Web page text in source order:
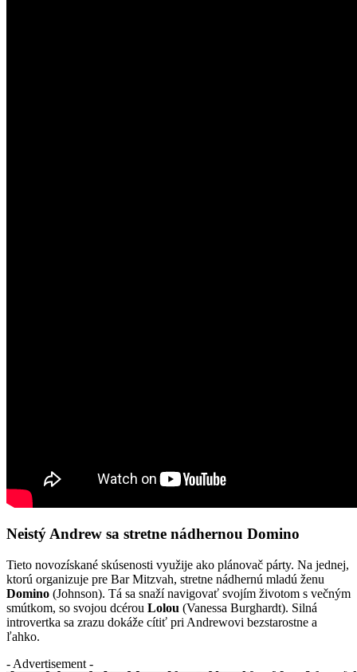
Neistý Andrew sa stretne nádhernou Domino
Tieto novozískané skúsenosti využije ako plánovač párty. Na jednej,
ktorú organizuje pre Bar Mitzvah, stretne nádhernú mladú ženu
Domino (Johnson). Tá sa snaží navigovať svojím životom s večným
smútkom, so svojou dcérou Lolou (Vanessa Burghardt). Silná
introvertka sa zrazu dokáže cítiť pri Andrewovi bezstarostne a
ľahko.
- Advertisement -